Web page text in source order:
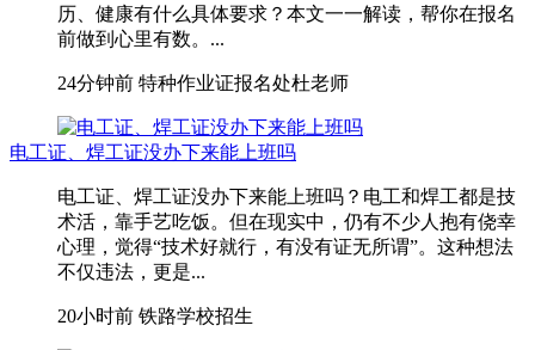
历、健康有什么具体要求？本文一一解读，帮你在报名
前做到心里有数。...
24分钟前 特种作业证报名处杜老师
电工证、焊工证没办下来能上班吗
电工证、焊工证没办下来能上班吗？电工和焊工都是技
术活，靠手艺吃饭。但在现实中，仍有不少人抱有侥幸
心理，觉得“技术好就行，有没有证无所谓”。这种想法
不仅违法，更是...
20小时前 铁路学校招生